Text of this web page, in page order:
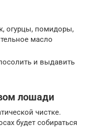
огурцы, помидоры,
масло
и выдавить
лошади
чистке.
будет собираться